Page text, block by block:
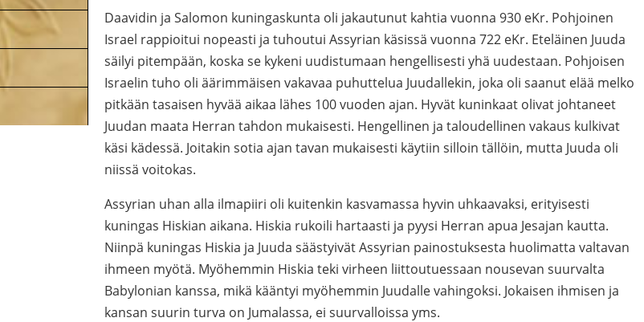
Daavidin ja Salomon kuningaskunta oli jakautunut kahtia vuonna 930 eKr. Pohjoinen
Israel rappioitui nopeasti ja tuhoutui Assyrian käsissä vuonna 722 eKr. Eteläinen Juuda
säilyi pitempään, koska se kykeni uudistumaan hengellisesti yhä uudestaan. Pohjoisen
Israelin tuho oli äärimmäisen vakavaa puhuttelua Juudallekin, joka oli saanut elää melko
pitkään tasaisen hyvää aikaa lähes 100 vuoden ajan. Hyvät kuninkaat olivat johtaneet
Juudan maata Herran tahdon mukaisesti. Hengellinen ja taloudellinen vakaus kulkivat
käsi kädessä. Joitakin sotia ajan tavan mukaisesti käytiin silloin tällöin, mutta Juuda oli
niissä voitokas.
Assyrian uhan alla ilmapiiri oli kuitenkin kasvamassa hyvin uhkaavaksi, erityisesti
kuningas Hiskian aikana. Hiskia rukoili hartaasti ja pyysi Herran apua Jesajan kautta.
Niinpä kuningas Hiskia ja Juuda säästyivät Assyrian painostuksesta huolimatta valtavan
ihmeen myötä. Myöhemmin Hiskia teki virheen liittoutuessaan nousevan suurvalta
Babylonian kanssa, mikä kääntyi myöhemmin Juudalle vahingoksi. Jokaisen ihmisen ja
kansan suurin turva on Jumalassa, ei suurvalloissa yms.